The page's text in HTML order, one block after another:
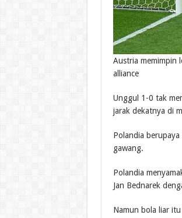
Austria memimpin
alliance
Unggul 1-0 tak
jarak dekatnya di
Polandia
gawang.
Polandia
Jan Bednarek
Namun bola liar